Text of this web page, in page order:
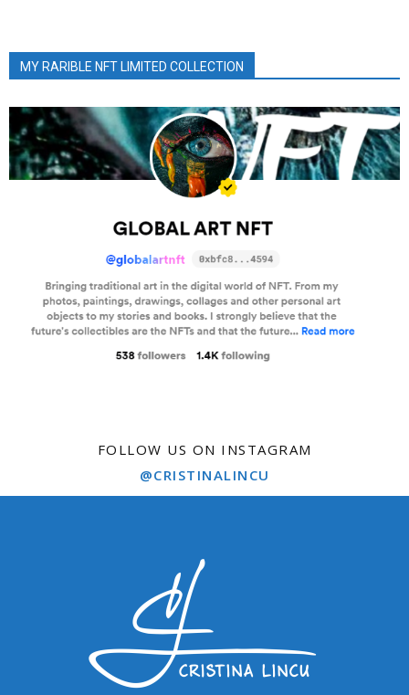
MY RARIBLE NFT LIMITED COLLECTION
FOLLOW US ON INSTAGRAM
@CRISTINALINCU